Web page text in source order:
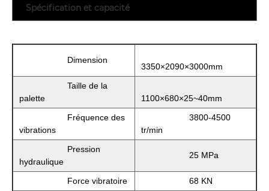
Spécification et capacité
Dimension
3350×2090×3000mm
Taille de la
palette
1100×680×25~40mm
Fréquence des
vibrations
3800-4500
tr/min
Pression
hydraulique
25 MPa
Force vibratoire
68 KN